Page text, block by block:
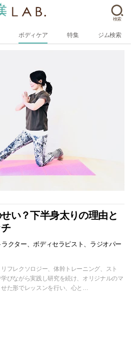
検索
ボディケア 特集 ジム検索
い？下半身太りの理由と
ラクター、ボディセラピスト、ラジオパー
フレクソロジー、体幹トレーニング、スト
びながら実践し研究を続け、オリジナルのマ
た形でレッスンを行い、心と…